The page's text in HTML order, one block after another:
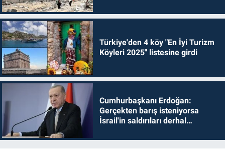
Türkiye'den 4 köy "En İyi Turizm
Köyleri 2025" listesine girdi
Cumhurbaşkanı Erdoğan:
Gerçekten barış isteniyorsa
İsrail'in saldırıları derhal